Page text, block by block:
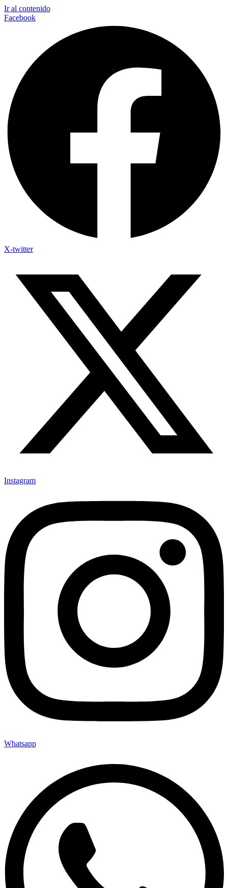
Ir al contenido
Facebook
X-twitter
Instagram
Whatsapp